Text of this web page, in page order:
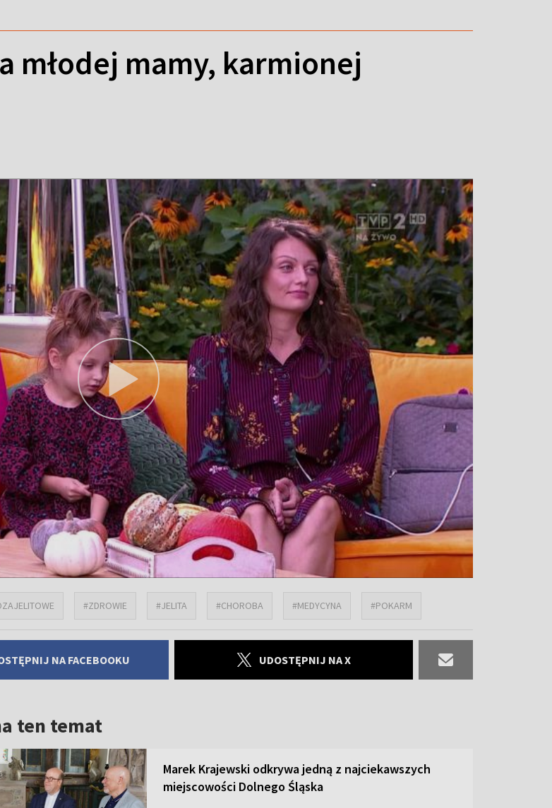
młodej mamy, karmionej
#ZDROWIE #JELITA #CHOROBA #MEDYCYNA #POKARM
NA FACEBOOKU UDOSTĘPNIJ NA X
ten temat
Marek Krajewski odkrywa jedną z najciekawszych
miejscowości Dolnego Śląska